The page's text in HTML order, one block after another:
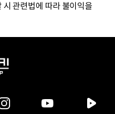
관련법에 따라 불이익을
instagram